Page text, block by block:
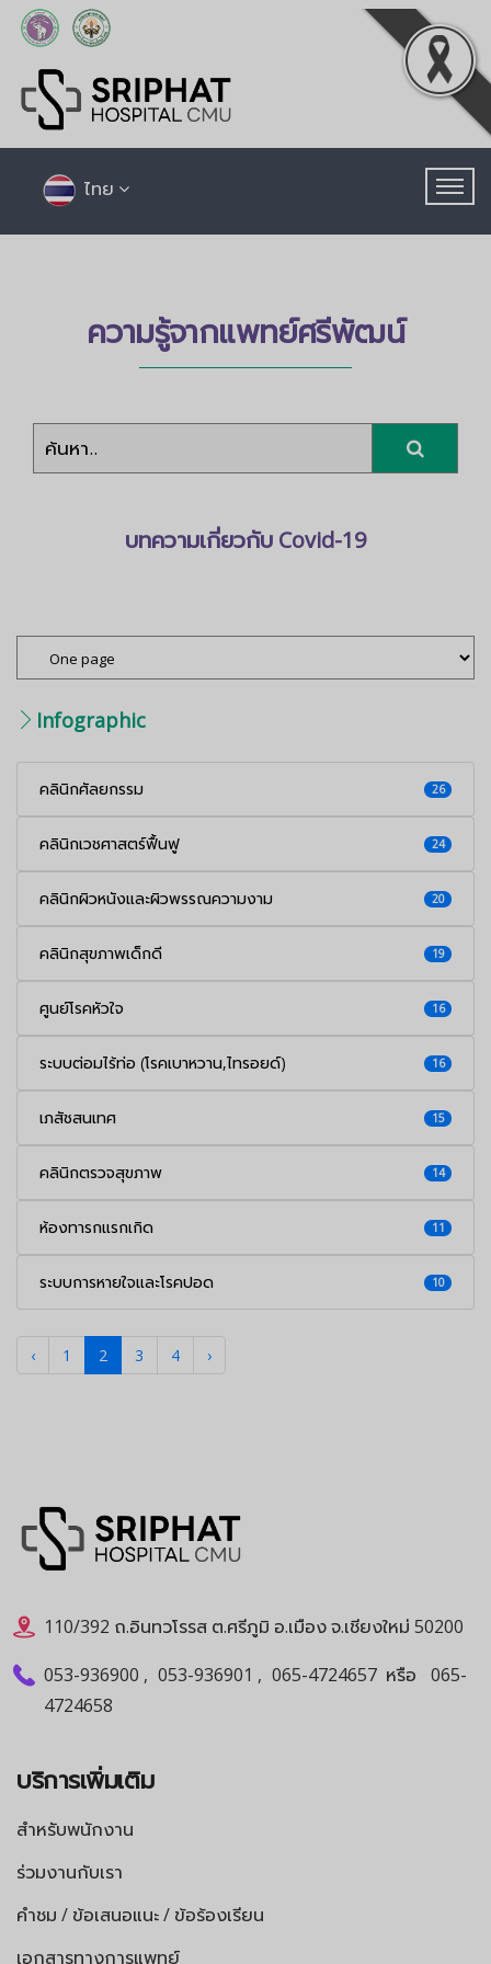
ไทย
ความรู้จากแพทย์ศรีพัฒน์
บทความเกี่ยวกับ Covid-19
Infographic
คลินิกศัลยกรรม 26
คลินิกเวชศาสตร์ฟื้นฟู 24
คลินิกผิวหนังและผิวพรรณความงาม 20
คลินิกสุขภาพเด็กดี 19
ศูนย์โรคหัวใจ 16
ระบบต่อมไร้ท่อ (โรคเบาหวาน,ไทรอยด์) 16
เภสัชสนเทศ 15
คลินิกตรวจสุขภาพ 14
ห้องทารกแรกเกิด 11
ระบบการหายใจและโรคปอด 10
‹ 1 2 3 4 ›
110/392 ถ.อินทวโรรส ต.ศรีภูมิ อ.เมือง จ.เชียงใหม่ 50200
053-936900 , 053-936901 , 065-4724657 หรือ
065-
4724658
บริการเพิ่มเติม
สำหรับพนักงาน
ร่วมงานกับเรา
คำชม / ข้อเสนอแนะ / ข้อร้องเรียน
เอกสารทางการแพทย์